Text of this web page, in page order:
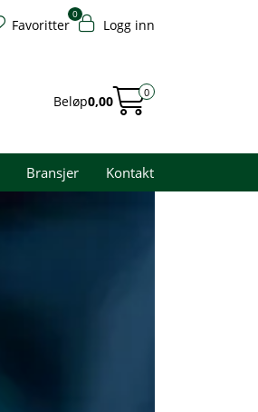
0
Favoritter Logg inn
Beløp0,00
0
Bransjer Kontakt